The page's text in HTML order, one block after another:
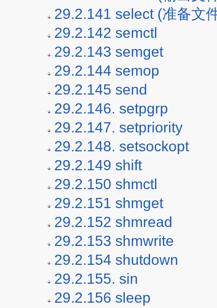
29.2.141 select (准备文
29.2.142 semctl
29.2.143 semget
29.2.144 semop
29.2.145 send
29.2.146. setpgrp
29.2.147. setpriority
29.2.148. setsockopt
29.2.149 shift
29.2.150 shmctl
29.2.151 shmget
29.2.152 shmread
29.2.153 shmwrite
29.2.154 shutdown
29.2.155. sin
29.2.156 sleep